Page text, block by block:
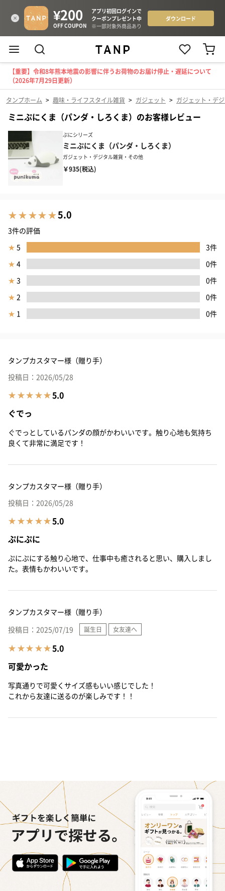
【重要】令和8年熊本地震の影響に伴うお荷物のお届け停止・遅延について
（2026年7月29日更新）
タンプホーム > 趣味・ライフスタイル雑貨 > ガジェット > ガジェット・デ
ミニぷにくま（パンダ・しろくま）のお客様レビュー
ぷにシリーズ
ミニぷにくま（パンダ・しろくま）
ガジェット・デジタル雑貨・その他
￥935(税込)
5.0
3件の評価
★ 5
3件
★ 4
0件
★ 3
0件
★ 2
0件
★ 1 0件